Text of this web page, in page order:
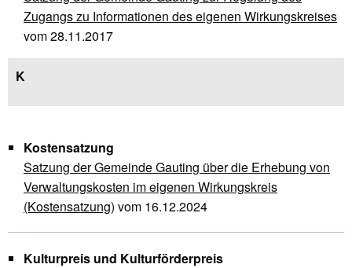
Zugangs zu Informationen des eigenen Wirkungskreises
vom 28.11.2017
K
Kostensatzung
Satzung der Gemeinde Gauting über die Erhebung von
Verwaltungskosten im eigenen Wirkungskreis
(Kostensatzung) vom 16.12.2024
Kulturpreis und Kulturförderpreis